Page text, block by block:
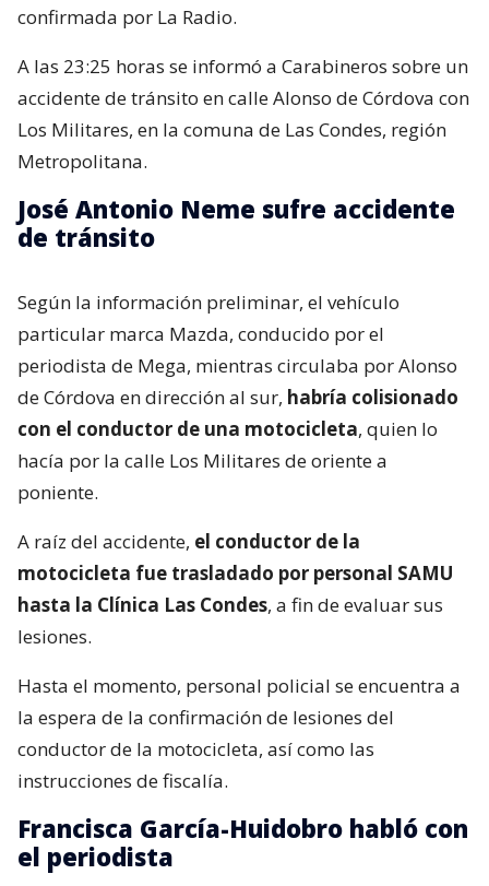
confirmada por La Radio.
A las 23:25 horas se informó a Carabineros sobre un
accidente de tránsito en calle Alonso de Córdova con
Los Militares, en la comuna de Las Condes, región
Metropolitana.
José Antonio Neme sufre accidente
de tránsito
Según la información preliminar, el vehículo
particular marca Mazda, conducido por el
periodista de Mega, mientras circulaba por Alonso
de Córdova en dirección al sur, habría colisionado
con el conductor de una motocicleta, quien lo
hacía por la calle Los Militares de oriente a
poniente.
A raíz del accidente, el conductor de la
motocicleta fue trasladado por personal SAMU
hasta la Clínica Las Condes, a fin de evaluar sus
lesiones.
Hasta el momento, personal policial se encuentra a
la espera de la confirmación de lesiones del
conductor de la motocicleta, así como las
instrucciones de fiscalía.
Francisca García-Huidobro habló con
el periodista